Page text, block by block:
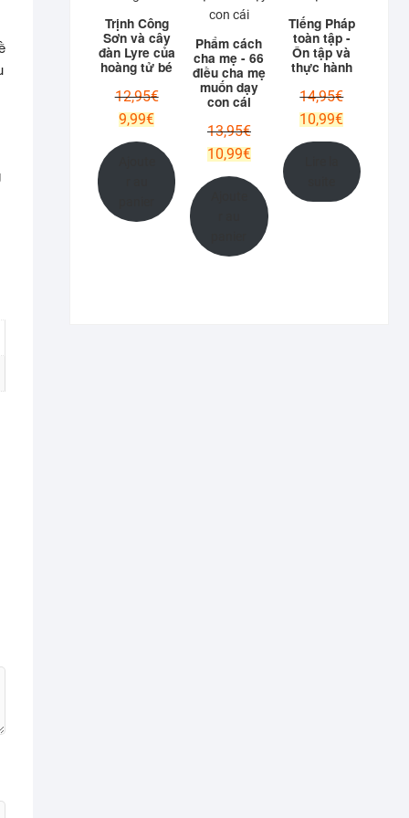
Trịnh Công
Sơn và cây
đàn Lyre của
hoàng tử bé
12,95€Le
était :
12,95€.
9,99€Le
actuel
est :
9,99€.
Phẩm cách
cha mẹ - 66
điều cha mẹ
muốn dạy
con cái
13,95€Le
prix
était :
13,95€.
10,99€Le
actuel
est :
10,99€.
Tiếng Pháp
toàn tập -
Ôn tập và
thực hành
14,95€Le
prix
était :
14,95€.
10,99€Le
actuel
est :
10,99€.